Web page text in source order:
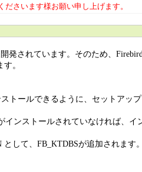
ださいます様お願い申し上げます。
されています。そのため、
。
トールできるように、セットアッ
ンストールされていなければ、
して、FB_KTDBSが追加されます。